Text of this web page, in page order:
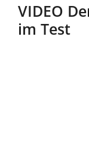
VIDEO
im Test